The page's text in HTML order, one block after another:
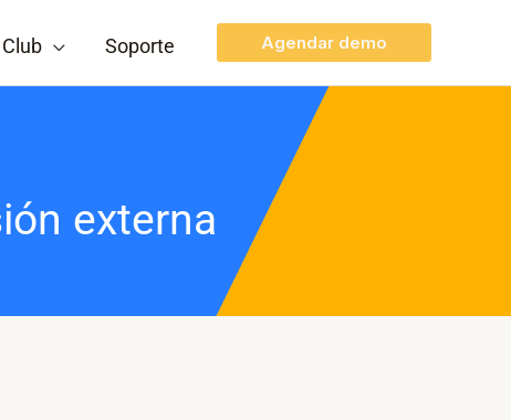
Soporte Agendar demo
externa